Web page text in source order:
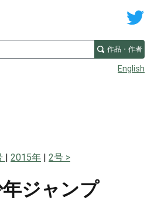
作品・作者
English
2015年 2号
ジャンプ